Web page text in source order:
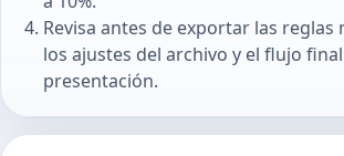
Revisa antes de exportar las reglas
los ajustes del archivo y el flujo
presentación.